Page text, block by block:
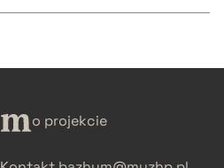
o projekcie